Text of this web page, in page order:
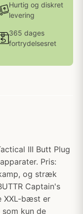
Hurtig og diskret
levering
365 dages
fortrydelsesret
III Butt Plug
Pris:
og stræk
Captain's
XXL-bæst er
kun de